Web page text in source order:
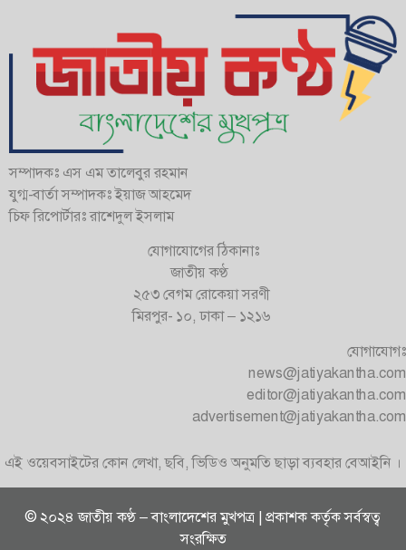
সম্পাদকঃ এস এম তালেবুর রহমান
যুগ্ম-বার্তা সম্পাদকঃ ইয়াজ আহমেদ
চিফ রিপোর্টারঃ রাশেদুল ইসলাম
যোগাযোগের ঠিকানাঃ
জাতীয় কণ্ঠ
২৫৩ বেগম রোকেয়া সরণী
মিরপুর- ১০, ঢাকা – ১২১৬
যোগাযোগঃ
news@jatiyakantha.com
editor@jatiyakantha.com
advertisement@jatiyakantha.com
এই ওয়েবসাইটের কোন লেখা, ছবি, ভিডিও অনুমতি ছাড়া ব্যবহার বেআইনি ।
© ২০২৪ জাতীয় কণ্ঠ – বাংলাদেশের মুখপত্র | প্রকাশক কর্তৃক সর্বস্বত্ব
সংরক্ষিত